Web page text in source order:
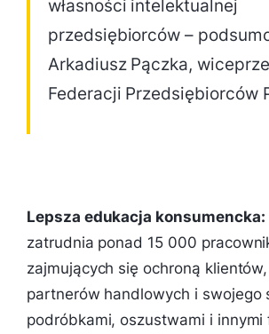
własności intelektualnej
przedsiębiorców –
Arkadiusz Pączka,
Federacji Przedsiębiorców
Lepsza edukacja konsumencka:
zatrudnia ponad 15 000
zajmujących się ochroną
partnerów handlowych i swojego
podróbkami, oszustwami i innymi